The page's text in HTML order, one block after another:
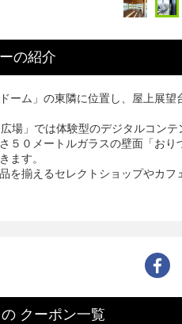
の紹介
ーム」の東隣に位置し、屋上展
場」では体験型のデジタルコンテ
５０メートルガラスの壁面「お
ます。
を揃えるセレクトショップやカフ
の クーポン一覧